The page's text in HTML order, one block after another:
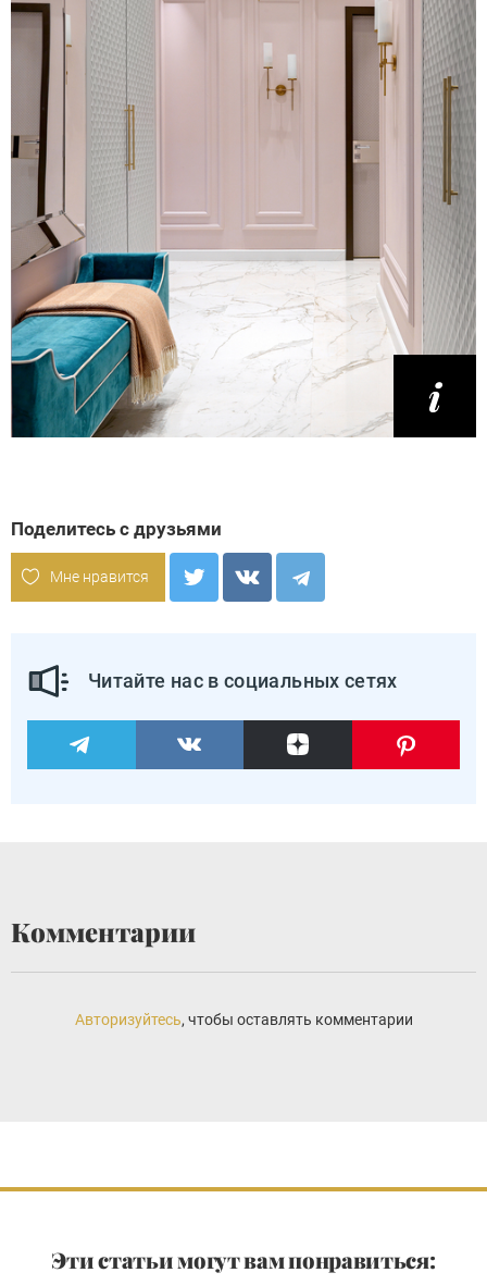
Поделитесь с друзьями
Мне нравится
Читайте нас в социальных сетях
Комментарии
Авторизуйтесь, чтобы оставлять комментарии
Эти статьи могут вам понравиться: